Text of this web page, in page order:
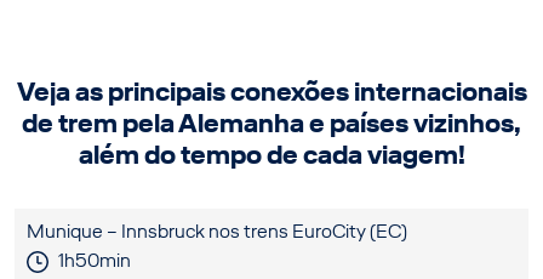
Veja as principais conexões internacionais
de trem pela Alemanha e países vizinhos,
além do tempo de cada viagem!
Munique – Innsbruck nos trens EuroCity (EC)
1h50min